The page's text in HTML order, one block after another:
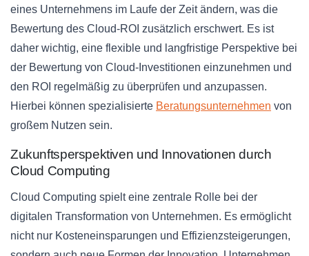
eines Unternehmens im Laufe der Zeit ändern, was die
Bewertung des Cloud-ROI zusätzlich erschwert. Es ist
daher wichtig, eine flexible und langfristige Perspektive bei
der Bewertung von Cloud-Investitionen einzunehmen und
den ROI regelmäßig zu überprüfen und anzupassen.
Hierbei können spezialisierte Beratungsunternehmen von
großem Nutzen sein.
Zukunftsperspektiven und Innovationen durch
Cloud Computing
Cloud Computing spielt eine zentrale Rolle bei der
digitalen Transformation von Unternehmen. Es ermöglicht
nicht nur Kosteneinsparungen und Effizienzsteigerungen,